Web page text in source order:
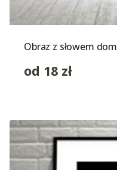
Obraz z słowem dom
od 18 zł